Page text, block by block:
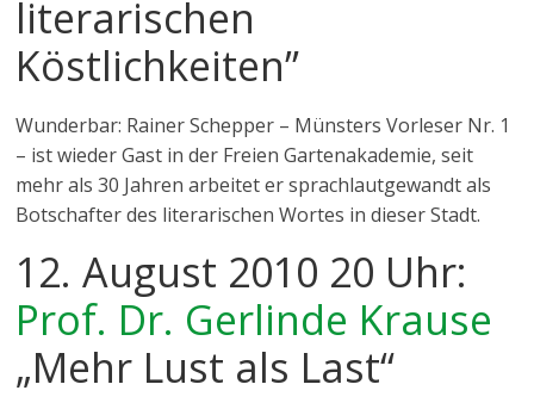
literarischen
Köstlichkeiten”
Wunderbar: Rainer Schepper – Münsters Vorleser Nr. 1
– ist wieder Gast in der Freien Gartenakademie, seit
mehr als 30 Jahren arbeitet er sprachlautgewandt als
Botschafter des literarischen Wortes in dieser Stadt.
12. August 2010 20 Uhr:
Prof. Dr. Gerlinde Krause
„Mehr Lust als Last“